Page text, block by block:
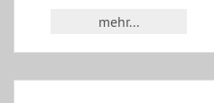
mehr...